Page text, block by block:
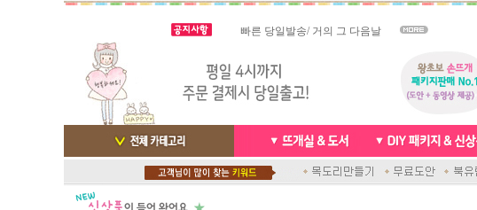
실시간 결
빠른 당일발송/ 거의 그 다음날